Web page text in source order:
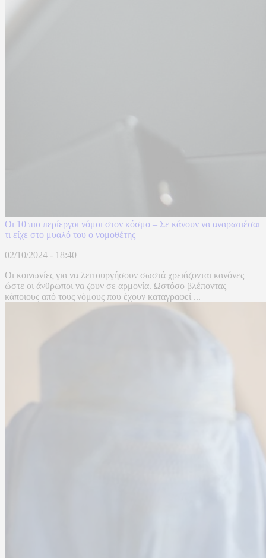
Οι 10 πιο περίεργοι νόμοι στον κόσμο – Σε κάνουν να αναρωτιέσαι
τι είχε στο μυαλό του ο νομοθέτης
02/10/2024 - 18:40
Οι κοινωνίες για να λειτουργήσουν σωστά χρειάζονται κανόνες
ώστε οι άνθρωποι να ζουν σε αρμονία. Ωστόσο βλέποντας
κάποιους από τους νόμους που έχουν καταγραφεί ...